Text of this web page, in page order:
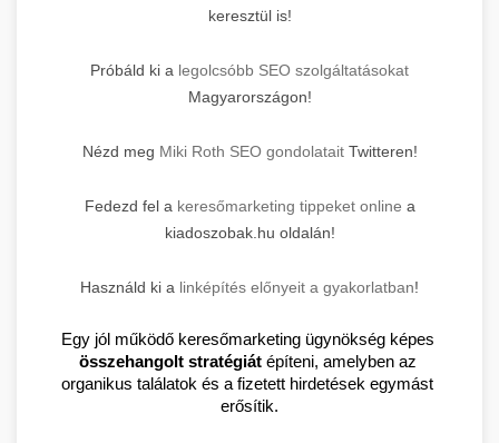
keresztül is!
Próbáld ki a legolcsóbb SEO szolgáltatásokat
Magyarországon!
Nézd meg Miki Roth SEO gondolataitTwitteren!
Fedezd fel a keresőmarketing tippeket online a
kiadoszobak.hu oldalán!
Használd ki a linképítés előnyeit a gyakorlatban!
összehangolt stratégiát építeni, amelyben az
organikus találatok és a fizetett hirdetések egymást
erősítik.